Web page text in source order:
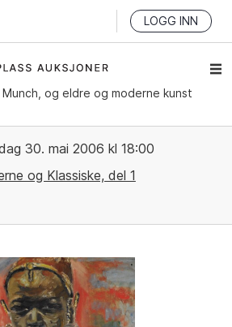
LOGG INN
og eldre og moderne kunst
30. mai 2006 kl 18:00
og Klassiske, del 1